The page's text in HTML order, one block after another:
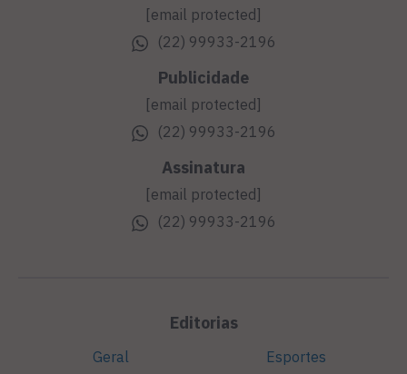
[email protected]
(22) 99933-2196
Publicidade
[email protected]
(22) 99933-2196
Assinatura
[email protected]
(22) 99933-2196
Editorias
Geral
Esportes